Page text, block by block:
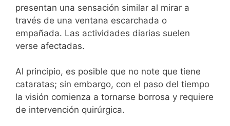
presentan una sensación similar al mirar a
través de una ventana escarchada o
empañada. Las actividades diarias suelen
verse afectadas.
Al principio, es posible que no note que tiene
cataratas; sin embargo, con el paso del tiempo
la visión comienza a tornarse borrosa y requiere
de intervención quirúrgica.